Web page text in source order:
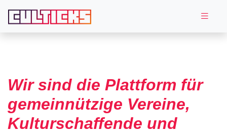
Wir sind die Plattform für
gemeinnützige Vereine,
Kulturschaffende und